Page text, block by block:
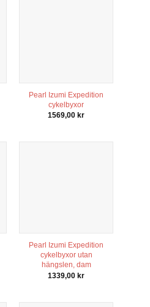
Pearl Izumi Expedition
cykelbyxor
1569,00 kr
Pearl Izumi Expedition
cykelbyxor utan
hängslen, dam
1339,00kr